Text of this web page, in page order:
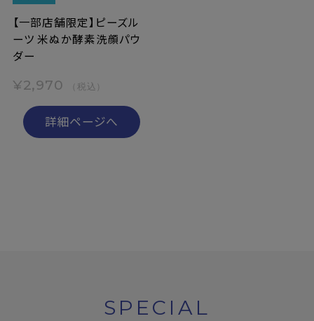
【一部店舗限定】ピーズル
ーツ 米ぬか酵素洗顔パウ
ダー
¥2,970 （税込）
詳細ページへ
SPECIAL